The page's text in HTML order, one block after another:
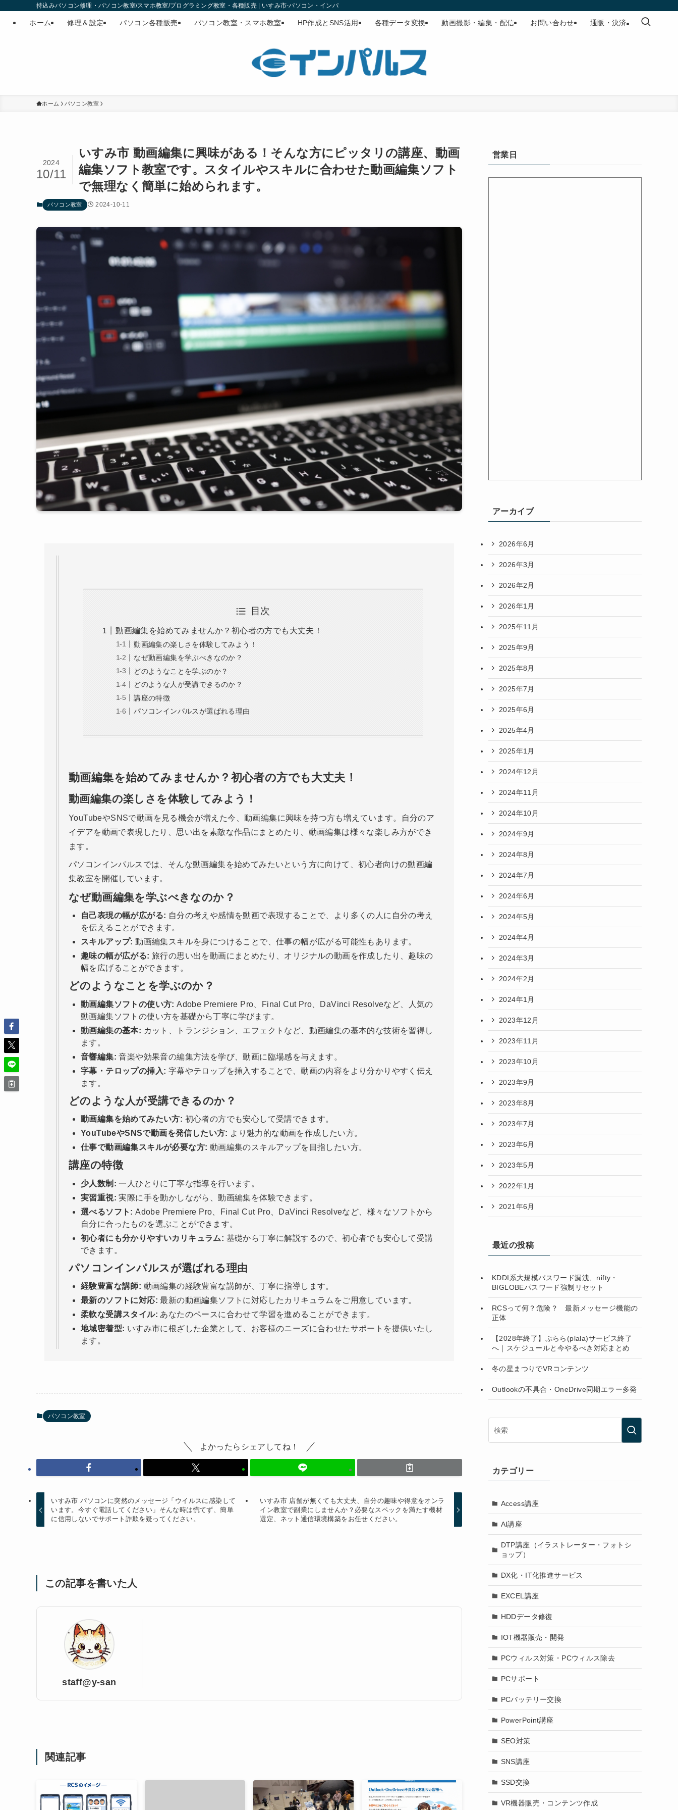
持込みパソコン修理・パソコン教室/スマホ教室/プログラミング教室・各種販売 | いすみ市-パソコン・インパルス
ホーム 修理＆設定 パソコン各種販売 パソコン教室・スマホ教室 HP作成とSNS活用 各種データ変換 動画撮影・編集・配信 お問い合わせ 通販・決済
ホーム パソコン教室
いすみ市 動画編集に興味がある！そんな方にピッタリの講座、動画
編集ソフト教室です。スタイルやスキルに合わせた動画編集ソフト
で無理なく簡単に始められます。
2024
10/11
パソコン教室 2024-10-11
目次
動画編集を始めてみませんか？初心者の方でも大丈夫！
動画編集の楽しさを体験してみよう！
なぜ動画編集を学ぶべきなのか？
どのようなことを学ぶのか？
どのような人が受講できるのか？
講座の特徴
パソコンインパルスが選ばれる理由
動画編集を始めてみませんか？初心者の方でも大丈夫！
動画編集の楽しさを体験してみよう！
YouTubeやSNSで動画を見る機会が増えた今、動画編集に興味を持つ方も増えています。自分のア
イデアを動画で表現したり、思い出を素敵な作品にまとめたり、動画編集は様々な楽しみ方ができ
ます。
パソコンインパルスでは、そんな動画編集を始めてみたいという方に向けて、初心者向けの動画編
集教室を開催しています。
なぜ動画編集を学ぶべきなのか？
自己表現の幅が広がる: 自分の考えや感情を動画で表現することで、より多くの人に自分の考え
を伝えることができます。
スキルアップ: 動画編集スキルを身につけることで、仕事の幅が広がる可能性もあります。
趣味の幅が広がる: 旅行の思い出を動画にまとめたり、オリジナルの動画を作成したり、趣味の
幅を広げることができます。
どのようなことを学ぶのか？
動画編集ソフトの使い方: Adobe Premiere Pro、Final Cut Pro、DaVinci Resolveなど、人気の
動画編集ソフトの使い方を基礎から丁寧に学びます。
動画編集の基本: カット、トランジション、エフェクトなど、動画編集の基本的な技術を習得し
ます。
音響編集: 音楽や効果音の編集方法を学び、動画に臨場感を与えます。
字幕・テロップの挿入: 字幕やテロップを挿入することで、動画の内容をより分かりやすく伝え
ます。
どのような人が受講できるのか？
動画編集を始めてみたい方: 初心者の方でも安心して受講できます。
YouTubeやSNSで動画を発信したい方: より魅力的な動画を作成したい方。
仕事で動画編集スキルが必要な方: 動画編集のスキルアップを目指したい方。
講座の特徴
少人数制: 一人ひとりに丁寧な指導を行います。
実習重視: 実際に手を動かしながら、動画編集を体験できます。
選べるソフト: Adobe Premiere Pro、Final Cut Pro、DaVinci Resolveなど、様々なソフトから
自分に合ったものを選ぶことができます。
初心者にも分かりやすいカリキュラム: 基礎から丁寧に解説するので、初心者でも安心して受講
できます。
パソコンインパルスが選ばれる理由
経験豊富な講師: 動画編集の経験豊富な講師が、丁寧に指導します。
最新のソフトに対応: 最新の動画編集ソフトに対応したカリキュラムをご用意しています。
柔軟な受講スタイル: あなたのペースに合わせて学習を進めることができます。
地域密着型: いすみ市に根ざした企業として、お客様のニーズに合わせたサポートを提供いたし
ます。
パソコン教室
よかったらシェアしてね！
いすみ市 パソコンに突然のメッセージ「ウイルスに感染して
います。今すぐ電話してください」そんな時は慌てず、簡単
に信用しないでサポート詐欺を疑ってください。
いすみ市 店舗が無くても大丈夫、自分の趣味や得意をオンラ
イン教室で副業にしませんか？必要なスペックを満たす機材
選定、ネット通信環境構築をお任せください。
この記事を書いた人
staff@y-san
関連記事
営業日
アーカイブ
2026年6月
2026年3月
2026年2月
2026年1月
2025年11月
2025年9月
2025年8月
2025年7月
2025年6月
2025年4月
2025年1月
2024年12月
2024年11月
2024年10月
2024年9月
2024年8月
2024年7月
2024年6月
2024年5月
2024年4月
2024年3月
2024年2月
2024年1月
2023年12月
2023年11月
2023年10月
2023年9月
2023年8月
2023年7月
2023年6月
2023年5月
2022年1月
2021年6月
最近の投稿
KDDI系大規模パスワード漏洩、nifty・
BIGLOBEパスワード強制リセット
RCSって何？危険？ 最新メッセージ機能の
正体
【2028年終了】ぷらら(plala)サービス終了
へ｜スケジュールと今やるべき対応まとめ
冬の星まつりでVRコンテンツ
Outlookの不具合・OneDrive同期エラー多発
カテゴリー
Access講座
AI講座
DTP講座（イラストレーター・フォトシ
ョップ）
DX化・IT化推進サービス
EXCEL講座
HDDデータ修復
IOT機器販売・開発
PCウィルス対策・PCウィルス除去
PCサポート
PCバッテリー交換
PowerPoint講座
SEO対策
SNS講座
SSD交換
VR機器販売・コンテンツ作成